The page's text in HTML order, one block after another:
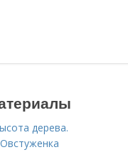
дерева.